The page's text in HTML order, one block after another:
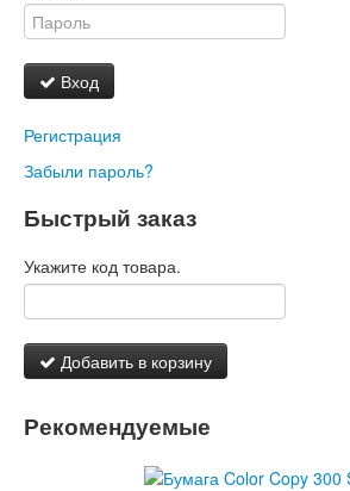
Вход
Регистрация
Забыли пароль?
Быстрый заказ
Укажите код товара.
Добавить в корзину
Рекомендуемые